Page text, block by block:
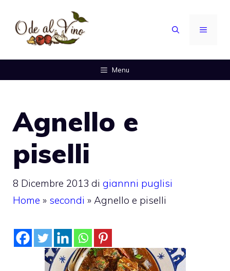
contenuto
MENU
Menu
Agnello e
piselli
8 Dicembre 2013 di giannni puglisi
Home » secondi » Agnello e piselli